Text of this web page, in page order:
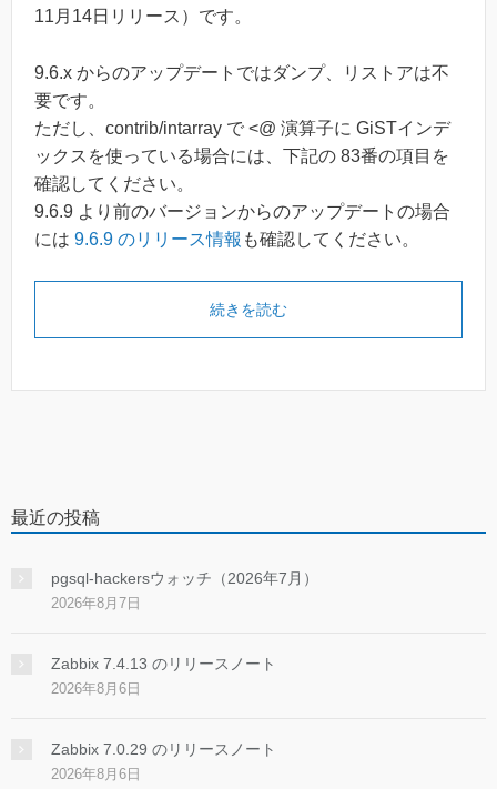
11月14日リリース）です。
9.6.x からのアップデートではダンプ、リストアは不
要です。
ただし、contrib/intarray で <@ 演算子に GiSTインデ
ックスを使っている場合には、下記の 83番の項目を
確認してください。
9.6.9 より前のバージョンからのアップデートの場合
には 9.6.9 のリリース情報 も確認してください。
続きを読む
最近の投稿
pgsql-hackersウォッチ（2026年7月）
2026年8月7日
Zabbix 7.4.13 のリリースノート
2026年8月6日
Zabbix 7.0.29 のリリースノート
2026年8月6日